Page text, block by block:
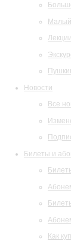
Лекции
Новости
Все
Билеты и
Как